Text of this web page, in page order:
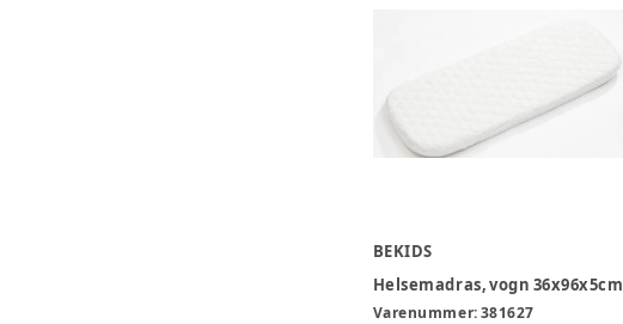
BEKIDS
Helsemadras, vogn 36x96x5cm
Varenummer:381627